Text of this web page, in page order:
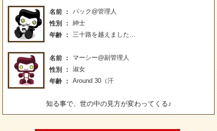
名前
パック@管理人
性別
紳士
年齢
三十路を越えました…
名前
マーシー@副管理人
性別
淑女
年齢
Around 30（汗
知る事で、世の中の見方が変わってくる♪